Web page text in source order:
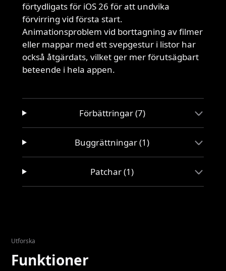
förtydligats för iOS 26 för att undvika
förvirring vid första start.
Animationsproblem vid borttagning av filmer
eller mappar med ett svepgestur i listor har
också åtgärdats, vilket ger mer förutsägbart
beteende i hela appen.
Förbättringar (7)
Buggrättningar (1)
Patchar (1)
Utforska
Funktioner